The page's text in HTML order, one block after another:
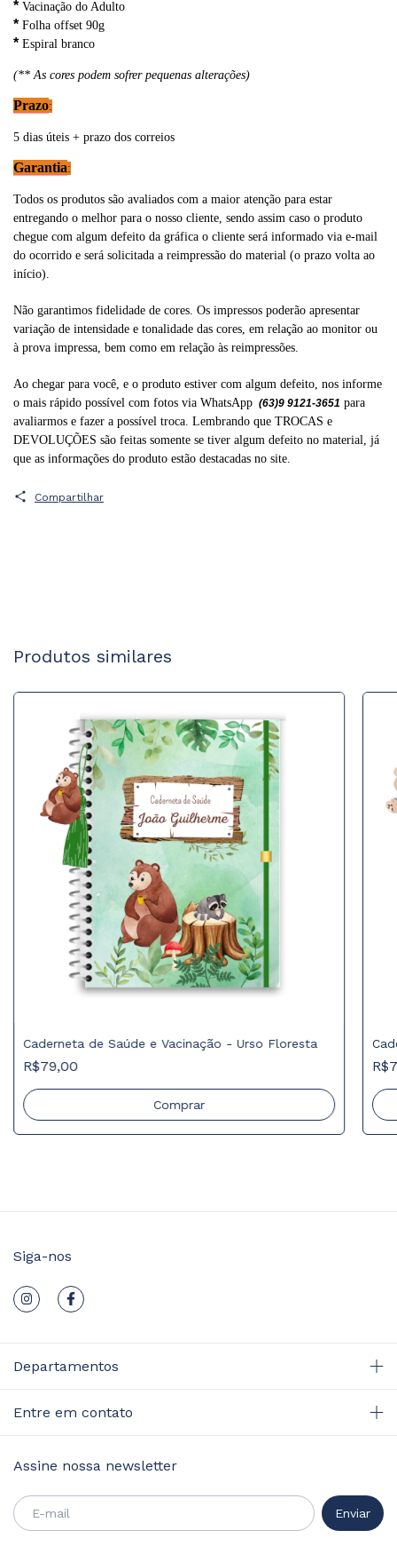
* Vacinação do Adulto
* Folha offset 90g
* Espiral branco
(** As cores podem sofrer pequenas alterações)
Prazo:
5 dias úteis + prazo dos correios
Garantia:
Todos os produtos são avaliados com a maior atenção para estar
entregando o melhor para o nosso cliente, sendo assim caso o produto
chegue com algum defeito da gráfica o cliente será informado via e-mail
do ocorrido e será solicitada a reimpressão do material (o prazo volta ao
início).
Não garantimos fidelidade de cores. Os impressos poderão apresentar
variação de intensidade e tonalidade das cores, em relação ao monitor ou
à prova impressa, bem como em relação às reimpressões.
Ao chegar para você, e o produto estiver com algum defeito, nos informe
o mais rápido possível com fotos via WhatsApp (63)9 9121-3651 para
avaliarmos e fazer a possível troca. Lembrando que TROCAS e
DEVOLUÇÕES são feitas somente se tiver algum defeito no material, já
que as informações do produto estão destacadas no site.
Compartilhar
Produtos similares
Caderneta de Saúde e Vacinação - Urso Floresta
R$79,00
Comprar
Siga-nos
Departamentos
Entre em contato
Assine nossa newsletter